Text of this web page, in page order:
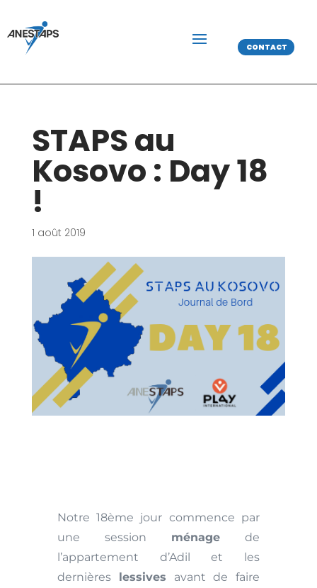
CONTACT
STAPS au
Kosovo : Day 18
!
1 août 2019
Notre 18ème jour commence par
une session ménage de
l’appartement d’Adil et les
dernières lessives avant de faire